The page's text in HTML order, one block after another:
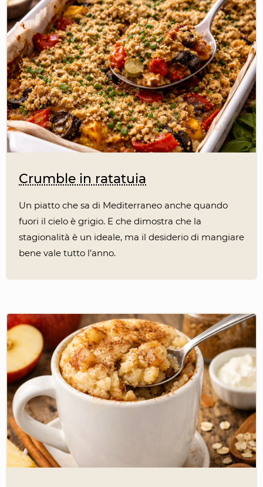
Crumble in ratatuia
Un piatto che sa di Mediterraneo anche quando
fuori il cielo è grigio. E che dimostra che la
stagionalità è un ideale, ma il desiderio di mangiare
bene vale tutto l’anno.